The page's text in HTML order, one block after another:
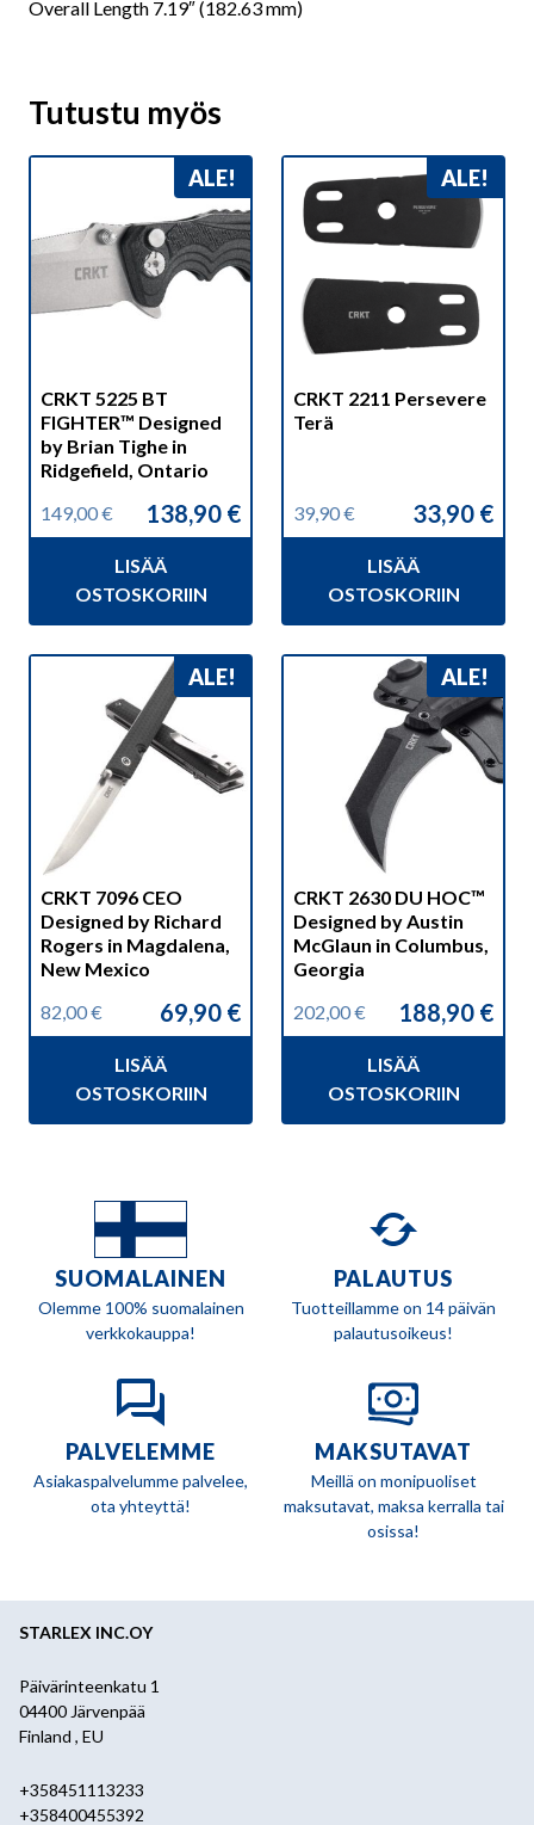
Overall Length 7.19″ (182.63 mm)
Tutustu myös
ALE!
CRKT 5225 BT
FIGHTER™ Designed
by Brian Tighe in
Ridgefield, Ontario
149,00€
Alkuperäinen
hinta
149,00 €.
138,90 €
Nykyinen
hinta
138,90 €.
LISÄÄ
OSTOSKORIIN
ALE!
CRKT 2211 Persevere
Terä
39,90€
Alkuperäinen
hinta
39,90 €.
33,90 €
Nykyinen
hinta
33,90 €.
LISÄÄ
OSTOSKORIIN
ALE!
CRKT 7096 CEO
Designed by Richard
Rogers in Magdalena,
New Mexico
82,00€
Alkuperäinen
hinta
82,00 €.
69,90 €
Nykyinen
hinta
69,90 €.
LISÄÄ
OSTOSKORIIN
ALE!
CRKT 2630 DU HOC™
Designed by Austin
McGlaun in Columbus,
Georgia
202,00€
Alkuperäinen
hinta
202,00 €.
188,90 €
Nykyinen
hinta
188,90 €.
LISÄÄ
OSTOSKORIIN
SUOMALAINEN
Olemme 100% suomalainen
verkkokauppa!
PALAUTUS
Tuotteillamme on 14 päivän
palautusoikeus!
PALVELEMME
Asiakaspalvelumme palvelee,
ota yhteyttä!
MAKSUTAVAT
Meillä on monipuoliset
maksutavat, maksa kerralla tai
osissa!
STARLEX INC.OY
Päivärinteenkatu 1
04400 Järvenpää
Finland , EU
+358451113233
+358400455392